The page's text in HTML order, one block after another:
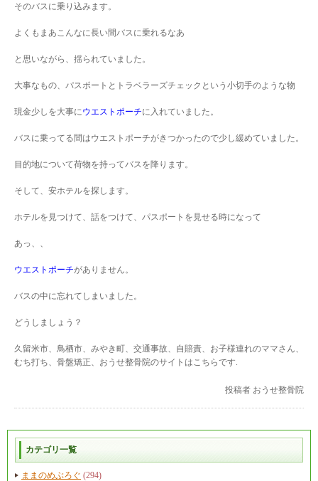
そのバスに乗り込みます。
よくもまあこんなに長い間バスに乗れるなあ
と思いながら、揺られていました。
大事なもの、パスポートとトラベラーズチェックという小切手のような物
現金少しを大事にウエストポーチに入れていました。
バスに乗ってる間はウエストポーチがきつかったので少し緩めていました。
目的地について荷物を持ってバスを降ります。
そして、安ホテルを探します。
ホテルを見つけて、話をつけて、パスポートを見せる時になって
あっ、、
ウエストポーチがありません。
バスの中に忘れてしまいました。
どうしましょう？
久留米市、鳥栖市、みやき町、交通事故、自賠責、お子様連れのママさん、
むち打ち、骨盤矯正、おうせ整骨院のサイトはこちらです.
投稿者 おうせ整骨院
カテゴリ一覧
ままのめぶろぐ (294)